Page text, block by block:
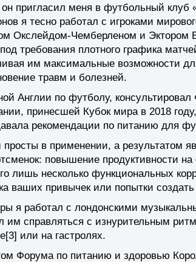
пригласил меня в футбольный клуб
я тесно работал с игроками
Окслейдом-Чемберленом и Эктором
требования плотного графика
им максимальные возможности
травм и болезней.
Англии по футболу,
принесшей Кубок мира в 2018
рекомендации по питанию для
в применении, а результатом
повышение продуктивности
лишь несколько функциональных
ваших привычек или попытки
я работал с лондонскими
им справляться с изнурительным
или на гастролях.
Форума по питанию и здоровью